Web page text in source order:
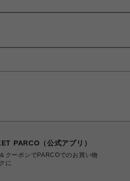
PARCO（公式アプリ）
クーポンでPARCOでのお買い物
に